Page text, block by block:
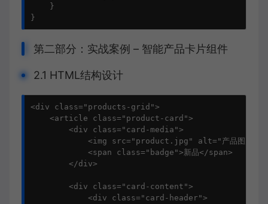
    }
}
第二部分：实战案例 – 智能产品卡片组件
2.1 HTML结构设计
<div class="products-grid">
    <article class="product-card">
        <div class="card-media">
            <img src="product.jpg" alt="产品图片">
            <span class="badge">新品</span>
        </div>
        <div class="card-content">
            <div class="card-header">